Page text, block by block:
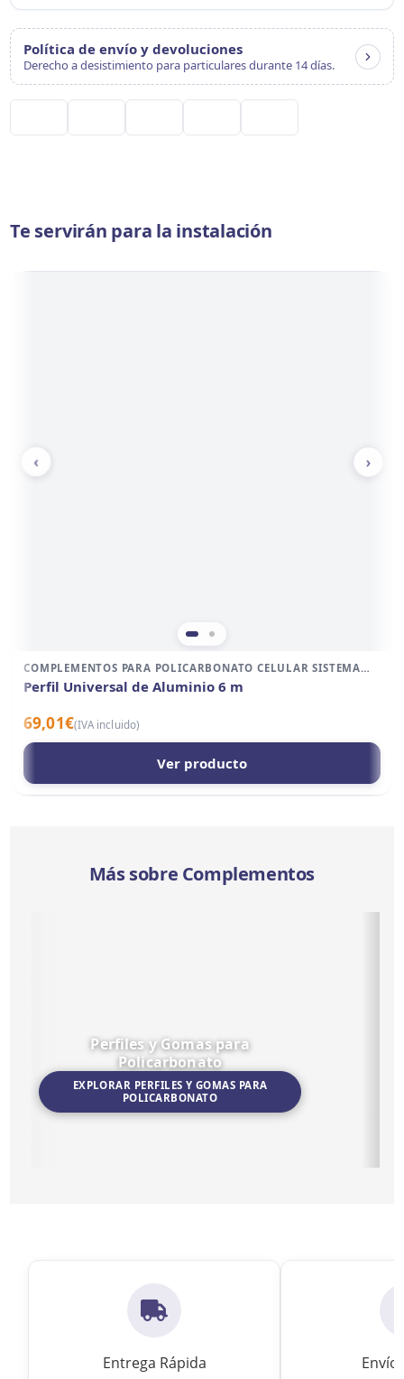
Política de envío y devoluciones
Derecho a desistimiento para particulares durante 14 días.
Te servirán para la instalación
‹ ›
COMPLEMENTOS PARA POLICARBONATO CELULAR SISTEMA
ALUMINIO
Perfil Universal de Aluminio 6 m
69,01€(IVA incluido)
Ver producto
Más sobre Complementos
Perfiles y Gomas para
Policarbonato
EXPLORAR PERFILES Y GOMAS PARA
POLICARBONATO
Entrega Rápida